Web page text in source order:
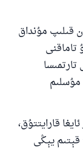
قىلىپ مۇنداق
تاماقنى
ھەدىس. مۇسلىم
قارايتتۇق،
قېتىم يېڭى